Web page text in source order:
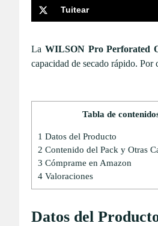
Tuitear
La WILSON Pro Perforated
capacidad de secado rápido. Por
Tabla de
1 Datos del Producto
2 Contenido del Pack y Otras
3 Cómprame en Amazon
4 Valoraciones
Datos del